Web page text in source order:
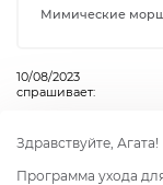
Мимические
10/08/2023
спрашивает:
Здравствуйте, Агата!
Программа ухода